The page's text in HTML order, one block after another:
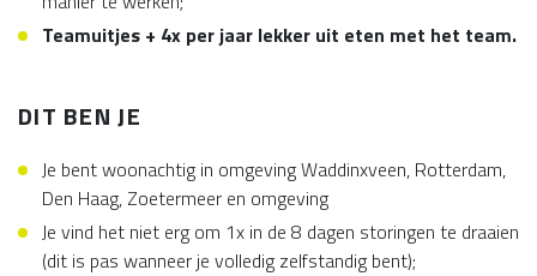
Teamuitjes + 4x per jaar lekker uit eten met het team.
DIT BEN JE
Je bent woonachtig in omgeving Waddinxveen, Rotterdam,
Den Haag, Zoetermeer en omgeving
Je vind het niet erg om 1x in de 8 dagen storingen te draaien
(dit is pas wanneer je volledig zelfstandig bent);